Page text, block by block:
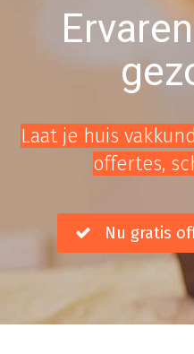
Laat je huis
offertes,
Nu gratis